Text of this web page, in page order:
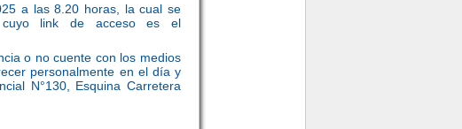
a las 8.20 horas, la cual se
cuyo link de acceso es el
o no cuente con los medios
personalmente en el día y
N°130, Esquina Carretera